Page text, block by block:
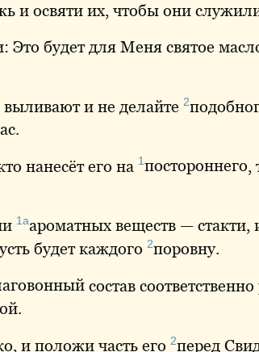
и освяти их, чтобы они
Это будет для Меня святое
выливают и не делайте 2
нанесёт его на 1постороннего
1аароматных веществ — стакти,
будет каждого 2поровну.
состав
и положи часть его 2перед